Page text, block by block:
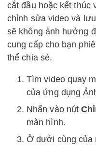
cắt đầu hoặc kết thúc
chỉnh sửa video và
sẽ không ảnh hưởng
cung cấp cho bạn
thể chia sẻ.
Tìm video quay
của ứng dụng
Nhấn vào nút
màn hình.
Ở dưới cùng của